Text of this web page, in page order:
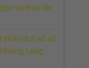
và thao tác
phân tích xổ số
Long